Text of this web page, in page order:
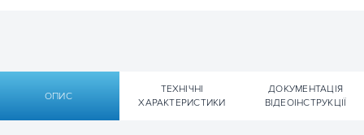
ОПИС
ТЕХНІЧНІ
ХАРАКТЕРИСТИКИ
ДОКУМЕНТАЦІЯ
ВІДЕОІНСТРУКЦІЇ